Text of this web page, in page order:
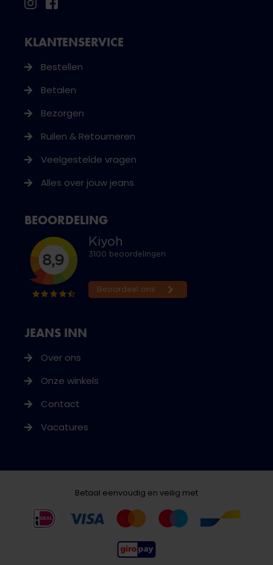
JEANS INN
Over ons
Onze winkels
Contact
Vacatures
KLANTENSERVICE
Bestellen
Betalen
Bezorgen
Ruilen & Retourneren
Veelgestelde vragen
Alles over jouw jeans
BEOORDELING
Betaal eenvoudig en veilig met